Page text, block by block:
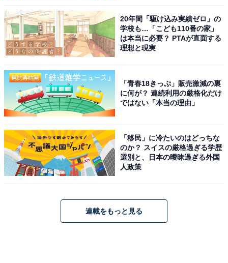
20年間「駆け込み実績ゼロ」の
学校も…「こども110番の家」
は本当に必要？ PTAが直面する
理想と現実
「青春18きっぷ」販売激減の裏
に何が？ 連続利用の厳格化だけ
ではない「本当の理由」
「移民」に冷たいのはどっちな
のか？ スイスの厳格過ぎる学歴
選別と、日本の曖昧過ぎる外国
人政策
連載をもっと見る